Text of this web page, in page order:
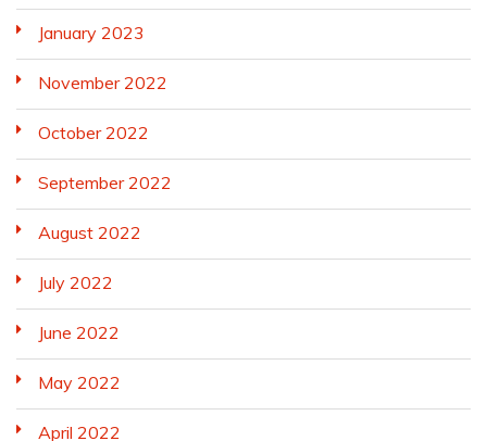
January 2023
November 2022
October 2022
September 2022
August 2022
July 2022
June 2022
May 2022
April 2022